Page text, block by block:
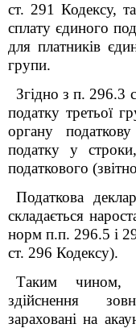
ст. 291 Кодексу,
сплату єдиного
для платників
групи.
Згідно з п. 296.3
податку третьої
органу
податку у
податкового
Податкова
складається
норм п.п. 296.5 і
ст. 296 Кодексу).
Таким чином,
здійснення
зараховані на